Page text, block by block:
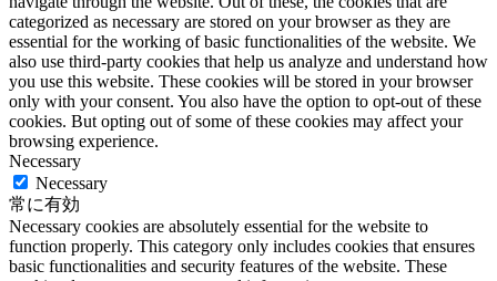
categorized as necessary are stored on your browser as they are
essential for the working of basic functionalities of the website. We
also use third-party cookies that help us analyze and understand how
you use this website. These cookies will be stored in your browser
only with your consent. You also have the option to opt-out of these
cookies. But opting out of some of these cookies may affect your
browsing experience.
Necessary
Necessary
常に有効
Necessary cookies are absolutely essential for the website to
function properly. This category only includes cookies that ensures
basic functionalities and security features of the website. These